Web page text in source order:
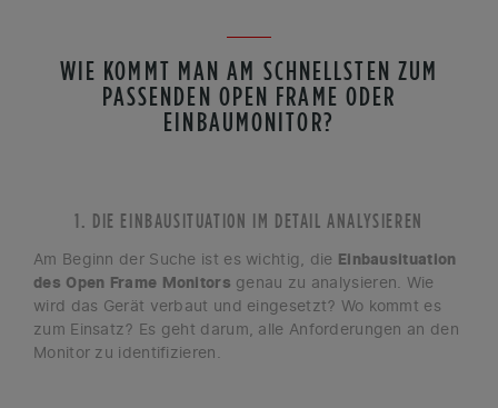
WIE KOMMT MAN AM SCHNELLSTEN ZUM
PASSENDEN OPEN FRAME ODER
EINBAUMONITOR?
1. DIE EINBAUSITUATION IM DETAIL ANALYSIEREN
Am Beginn der Suche ist es wichtig, die Einbausituation
des Open Frame Monitors genau zu analysieren. Wie
wird das Gerät verbaut und eingesetzt? Wo kommt es
zum Einsatz? Es geht darum, alle Anforderungen an den
Monitor zu identifizieren.